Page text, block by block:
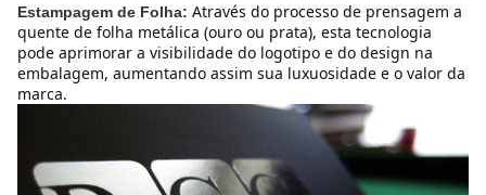
Estampagem de Folha: Através do processo de prensagem a
quente de folha metálica (ouro ou prata), esta tecnologia
pode aprimorar a visibilidade do logotipo e do design na
embalagem, aumentando assim sua luxuosidade e o valor da
marca.